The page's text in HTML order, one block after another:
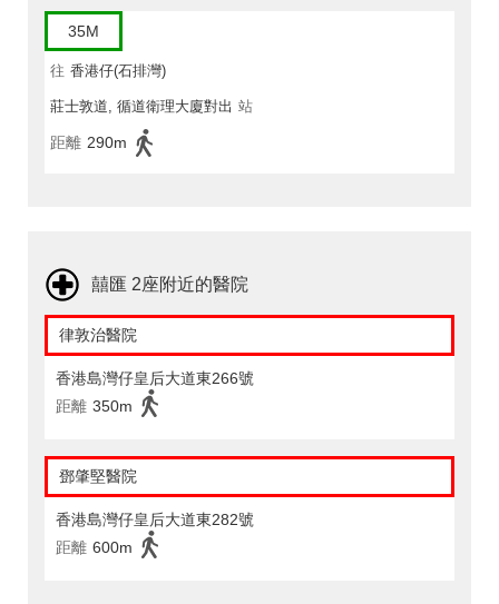
35M
往 香港仔(石排灣)
莊士敦道, 循道衛理大廈對出 站
距離 290m
囍匯 2座附近的醫院
律敦治醫院
香港島灣仔皇后大道東266號
距離 350m
鄧肇堅醫院
香港島灣仔皇后大道東282號
距離 600m